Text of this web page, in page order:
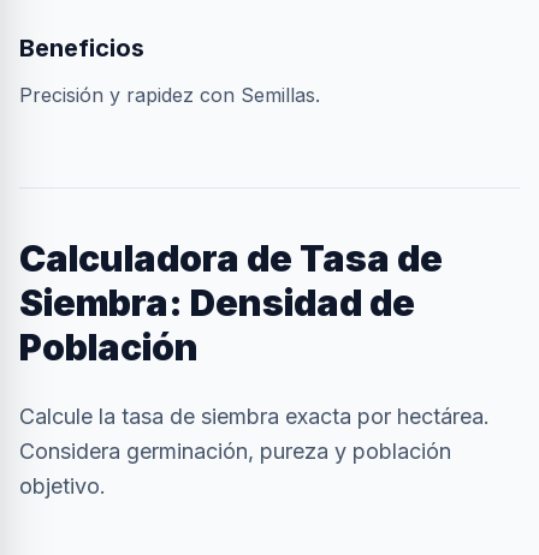
Beneficios
Precisión y rapidez con Semillas.
Calculadora de Tasa de
Siembra: Densidad de
Población
Calcule la tasa de siembra exacta por hectárea.
Considera germinación, pureza y población
objetivo.